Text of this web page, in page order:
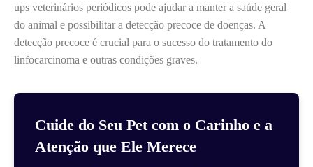
ups veterinários periódicos pode ajudar a manter a saúde geral
do animal e possibilitar a detecção precoce de doenças. A
detecção precoce é crucial para o sucesso do tratamento do
linfocarcinoma e outras condições graves.
Cuide do Seu Pet com o Carinho e a
Atenção que Ele Merece